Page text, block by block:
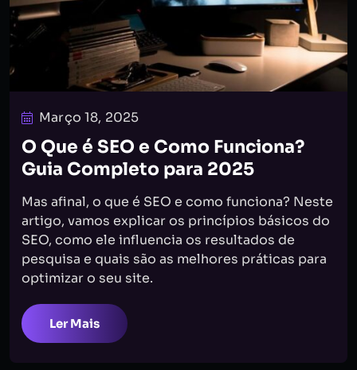
Março 18, 2025
O Que é SEO e Como Funciona?
Guia Completo para 2025
Mas afinal, o que é SEO e como funciona? Neste
artigo, vamos explicar os princípios básicos do
SEO, como ele influencia os resultados de
pesquisa e quais são as melhores práticas para
optimizar o seu site.
Ler Mais